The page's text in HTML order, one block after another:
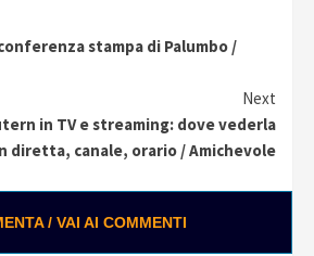
stampa di Palumbo /
Next
in TV e streaming: dove vederla
diretta, canale, orario / Amichevole
/ VAI AI COMMENTI